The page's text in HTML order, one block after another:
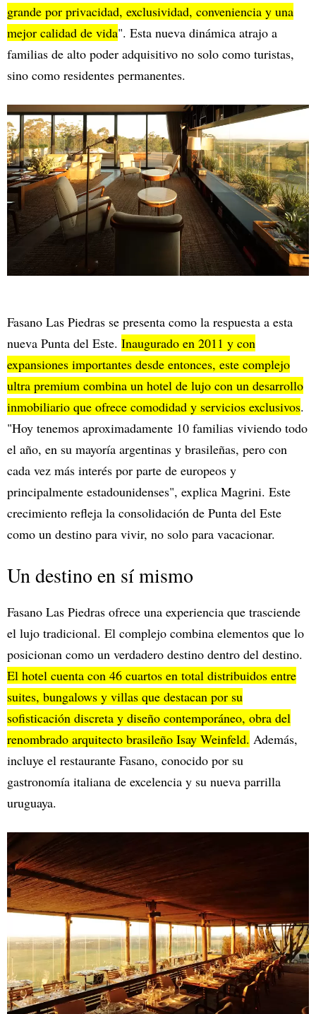
grande por privacidad, exclusividad, conveniencia y una
mejor calidad de vida". Esta nueva dinámica atrajo a
familias de alto poder adquisitivo no solo como turistas,
sino como residentes permanentes.
Fasano Las Piedras se presenta como la respuesta a esta
nueva Punta del Este. Inaugurado en 2011 y con
expansiones importantes desde entonces, este complejo
ultra premium combina un hotel de lujo con un desarrollo
inmobiliario que ofrece comodidad y servicios exclusivos.
"Hoy tenemos aproximadamente 10 familias viviendo todo
el año, en su mayoría argentinas y brasileñas, pero con
cada vez más interés por parte de europeos y
principalmente estadounidenses", explica Magrini. Este
crecimiento refleja la consolidación de Punta del Este
como un destino para vivir, no solo para vacacionar.
Un destino en sí mismo
Fasano Las Piedras ofrece una experiencia que trasciende
el lujo tradicional. El complejo combina elementos que lo
posicionan como un verdadero destino dentro del destino.
El hotel cuenta con 46 cuartos en total distribuidos entre
suites, bungalows y villas que destacan por su
sofisticación discreta y diseño contemporáneo, obra del
renombrado arquitecto brasileño Isay Weinfeld. Además,
incluye el restaurante Fasano, conocido por su
gastronomía italiana de excelencia y su nueva parrilla
uruguaya.